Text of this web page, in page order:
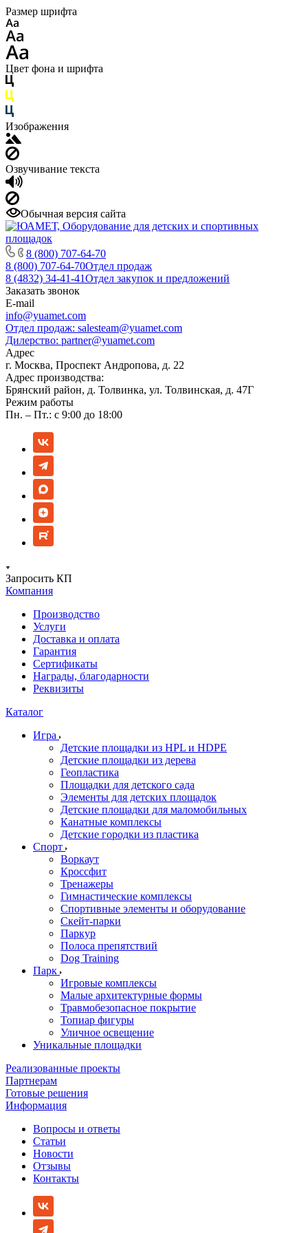
Размер шрифта
Цвет фона и шрифта
Изображения
Озвучивание текста
Обычная версия сайта
8 (800) 707-64-70
8 (800) 707-64-70Отдел продаж
8 (4832) 34-41-41Отдел закупок и предложений
Заказать звонок
E-mail
info@yuamet.com
Отдел продаж: salesteam@yuamet.com
Дилерство: partner@yuamet.com
Адрес
г. Москва, Проспект Андропова, д. 22
Адрес производства:
Брянский район, д. Толвинка, ул. Толвинская, д. 47Г
Режим работы
Пн. – Пт.: с 9:00 до 18:00
Запросить КП
Компания
Производство
Услуги
Доставка и оплата
Гарантия
Сертификаты
Награды, благодарности
Реквизиты
Каталог
Игра
Детские площадки из HPL и HDPE
Детские площадки из дерева
Геопластика
Площадки для детского сада
Элементы для детских площадок
Детские площадки для маломобильных
Канатные комплексы
Детские городки из пластика
Спорт
Воркаут
Кроссфит
Тренажеры
Гимнастические комплексы
Спортивные элементы и оборудование
Скейт-парки
Паркур
Полоса препятствий
Dog Training
Парк
Игровые комплексы
Малые архитектурные формы
Травмобезопасное покрытие
Топиар фигуры
Уличное освещение
Уникальные площадки
Реализованные проекты
Партнерам
Готовые решения
Информация
Вопросы и ответы
Статьи
Новости
Отзывы
Контакты